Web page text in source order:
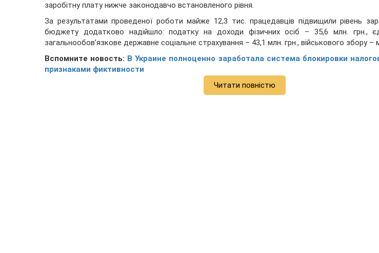
заробітну плату нижче законодавчо встановленого рівня.
За результатами проведеної роботи майже 12,3 тис. працедавців підвищили рівень
бюджету додатково надійшло: податку на доходи фізичних осіб – 35,6 млн. грн.,
загальнообов’язкове державне соціальне страхування – 43,1 млн. грн., військового збору –
Вспомните новость: В Украине полноценно заработала система блокировки
признаками фиктивности
Читати повністю